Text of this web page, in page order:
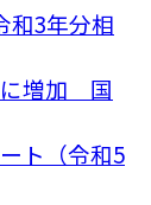
3年分相
増加 国
ト（令和5